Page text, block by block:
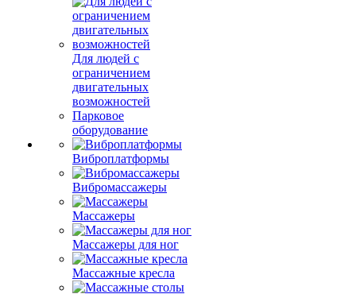
Для людей с
ограничением
двигательных
возможностей
Парковое
оборудование
Виброплатформы
Вибромассажеры
Массажеры
Массажеры для ног
Массажные кресла